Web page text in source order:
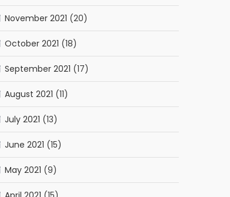
November 2021 (20)
October 2021 (18)
September 2021 (17)
August 2021 (11)
July 2021 (13)
June 2021 (15)
May 2021 (9)